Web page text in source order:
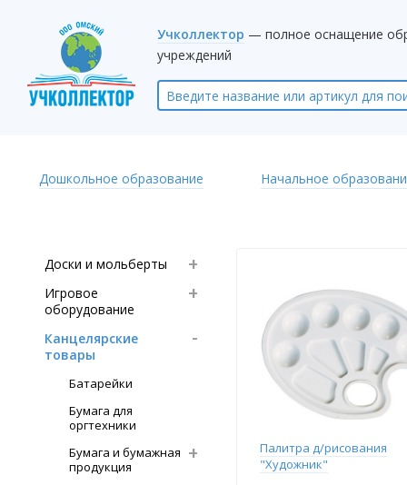
Учколлектор — полное оснащение
учреждений
Дошкольное образование Начальное
Доски и мольберты
Игровое
оборудование
Канцелярские
товары
Батарейки
Бумага для
оргтехники
Бумага и бумажная
продукция
Палитра д/рисования
"Художник"